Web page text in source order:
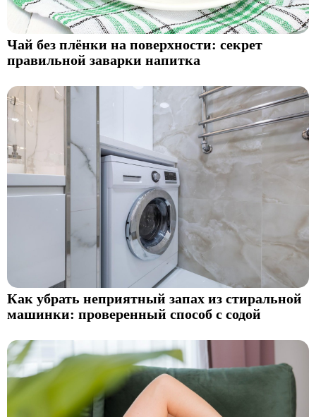
Чай без плёнки на поверхности: секрет
правильной заварки напитка
Как убрать неприятный запах из стиральной
машинки: проверенный способ с содой